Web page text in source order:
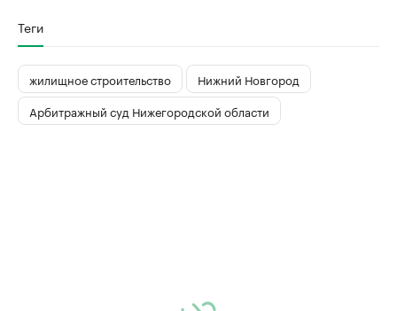
Теги
жилищное строительство
Нижний Новгород
Арбитражный суд Нижегородской области